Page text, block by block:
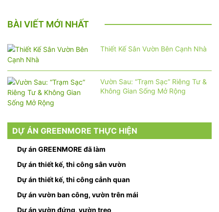
BÀI VIẾT MỚI NHẤT
Thiết Kế Sân Vườn Bên Cạnh Nhà
Vườn Sau: “Trạm Sạc” Riêng Tư &
Không Gian Sống Mở Rộng
DỰ ÁN GREENMORE THỰC HIỆN
Dự án GREENMORE đã làm
Dự án thiết kế, thi công sân vườn
Dự án thiết kế, thi công cảnh quan
Dự án vườn ban công, vườn trên mái
Dự án vườn đứng, vườn treo